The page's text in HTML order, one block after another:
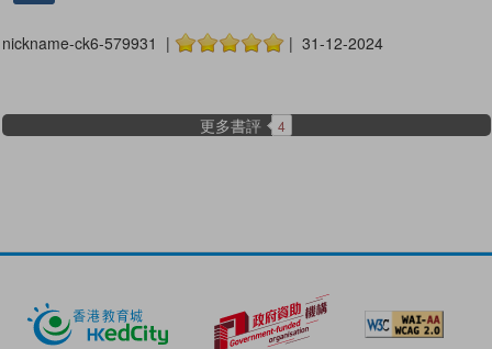
nickname-ck6-579931 | | 31-12-2024
更多書評 4